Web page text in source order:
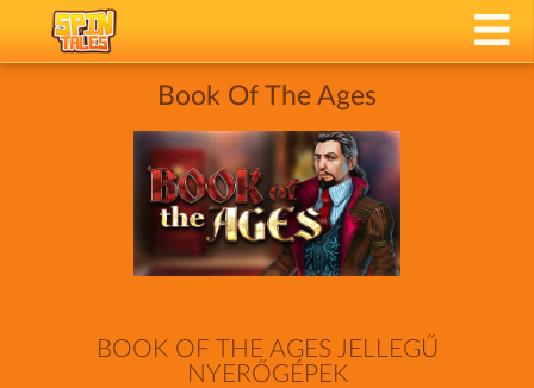
Book Of The Ages
BOOK OF THE AGES JELLEGŰ
NYERŐGÉPEK